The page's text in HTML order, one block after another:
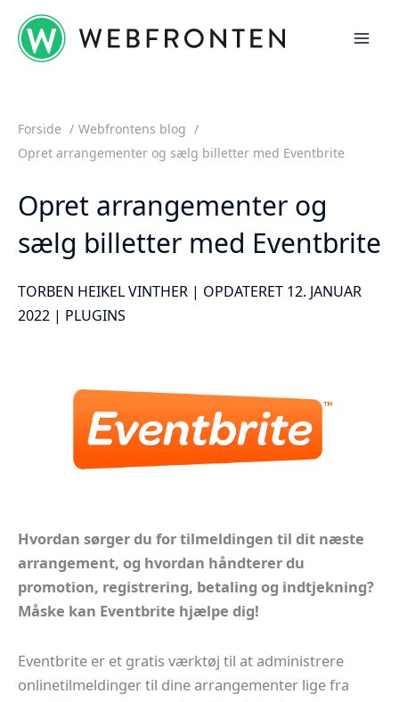
indholdet
Forside
Webfrontens blog
Opret arrangementer og sælg billetter med Eventbrite
Opret arrangementer og
sælg billetter med Eventbrite
TORBEN HEIKEL VINTHER | OPDATERET 12. JANUAR
2022 | PLUGINS
Hvordan sørger du for tilmeldingen til dit næste
arrangement, og hvordan håndterer du
promotion, registrering, betaling og indtjekning?
Måske kan Eventbrite hjælpe dig!
Eventbrite er et gratis værktøj til at administrere
onlinetilmeldinger til dine arrangementer lige fra